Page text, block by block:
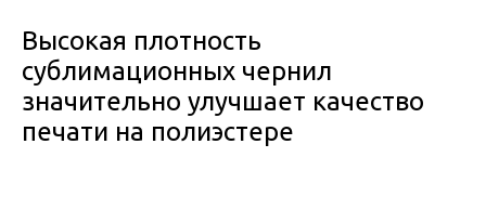
Высокая плотность
сублимационных чернил
значительно улучшает качество
печати на полиэстере